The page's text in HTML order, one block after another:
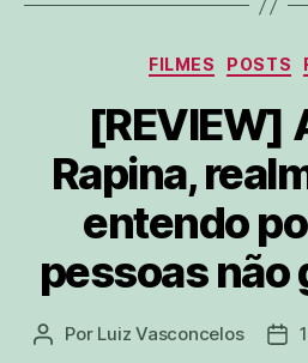
FILMES POSTS
[REVIEW]
Rapina,
entendo
pessoas não
Autor
Por Luiz Vasconcelos